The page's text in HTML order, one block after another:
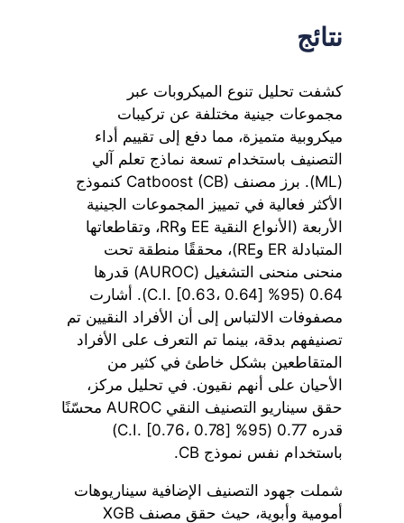
نتائج
كشفت تحليل تنوع الميكروبات عبر
مجموعات جينية مختلفة عن تركيبات
ميكروبية متميزة، مما دفع إلى تقييم أداء
التصنيف باستخدام تسعة نماذج تعلم آلي
(ML). برز مصنف Catboost (CB) كنموذج
الأكثر فعالية في تمييز المجموعات الجينية
الأربعة (الأنواع النقية EE وRR، وتقاطعاتها
المتبادلة ER وRE)، محققًا منطقة تحت
منحنى منحنى التشغيل (AUROC) قدرها
0.64 (95% C.I. [0.63، 0.64]). أشارت
مصفوفات الالتباس إلى أن الأفراد النقيين تم
تصنيفهم بدقة، بينما تم التعرف على الأفراد
المتقاطعين بشكل خاطئ في كثير من
الأحيان على أنهم نقيون. في تحليل مركز،
حقق سيناريو التصنيف النقي AUROC محسّنًا
قدره 0.77 (95% C.I. [0.76، 0.78])
باستخدام نفس نموذج CB.
شملت جهود التصنيف الإضافية سيناريوهات
أمومية وأبوية، حيث حقق مصنف XGB